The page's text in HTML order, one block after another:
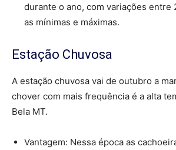
durante o ano, com variações entre
as mínimas e máximas.
Estação Chuvosa
A estação chuvosa vai de outubro a
chover com mais frequência é a alta
Bela MT.
Vantagem: Nessa época as